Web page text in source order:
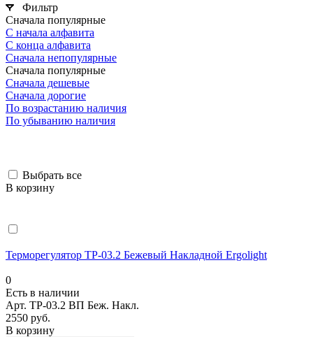
Фильтр
Сначала популярные
С начала алфавита
С конца алфавита
Сначала непопулярные
Сначала популярные
Сначала дешевые
Сначала дорогие
По возрастанию наличия
По убыванию наличия
Выбрать все
В корзину
Терморегулятор ТР-03.2 Бежевый Накладной Ergolight
0
Есть в наличии
Арт. ТР-03.2 ВП Беж. Накл.
2550 руб.
В корзину